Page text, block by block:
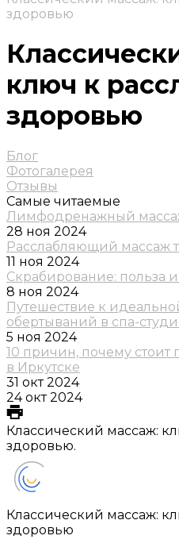
здоровью
ключ к
здоровью
Блог
Фотогалерея
Отзывы
Самые читаемые
Лимфодренажный
28 ноя 2024
Расслабляющий массаж
11 ноя 2024
Скрабирование: польза
8 ноя 2024
Путешествие к
обертываний в спа-
5 ноя 2024
10 причин, почему стоит
в Иркутске
31 окт 2024
24 окт 2024
Классический массаж:
здоровью.
Классический массаж:
здоровью